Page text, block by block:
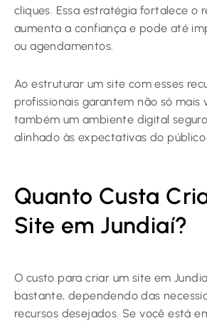
cliques. Essa estratégia fortalece o
aumenta a confiança e pode até
ou agendamentos.
Ao estruturar um site com esses
profissionais garantem não só mais
também um ambiente digital
alinhado às expectativas do público
Quanto Custa
Site em Jundiaí?
O custo para criar um site em
bastante, dependendo das
recursos desejados. Se você está